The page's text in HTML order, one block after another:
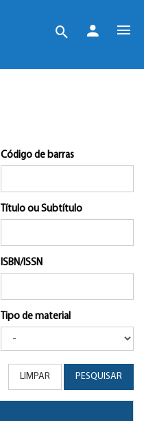
Código de barras
Título ou Subtítulo
ISBN/ISSN
Tipo de material
LIMPAR PESQUISAR